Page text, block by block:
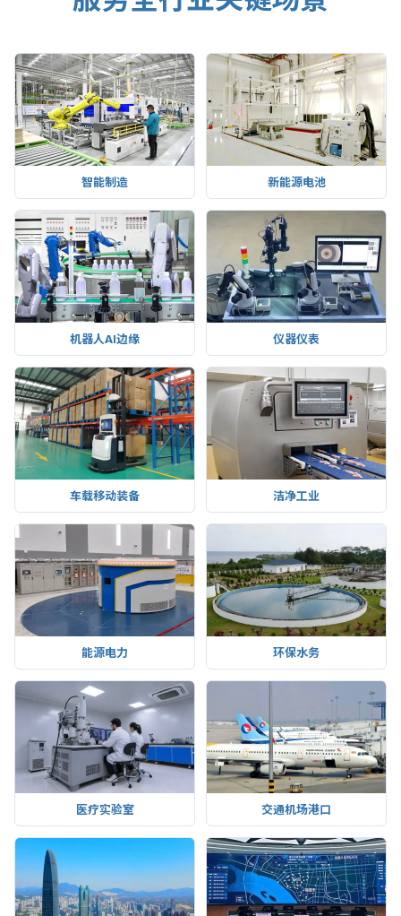
智能制造 新能源电池
机器人AI边缘 仪器仪表
车载移动装备 洁净工业
能源电力 环保水务
医疗实验室 交通机场港口